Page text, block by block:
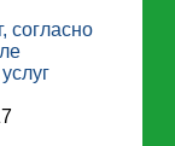
согласно